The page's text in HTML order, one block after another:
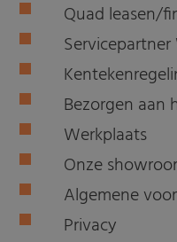
Quad leasen/
Bezorgen aan
Werkplaats
Onze
Algemene
Privacy